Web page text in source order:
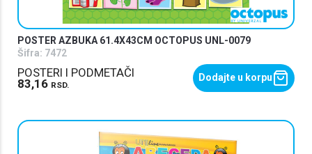
POSTER AZBUKA 61.4X43CM OCTOPUS UNL-0079
Šifra: 7472
POSTERI I PODMETAČI
83,16 RSD.
Dodajte u korpu